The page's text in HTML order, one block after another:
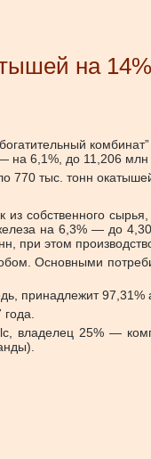
на 14%
6,1%, до 11,206 млн
770 тыс. тонн
из собственного
на 6,3% — до
этом
Основными
принадлежит
владелец 25% —